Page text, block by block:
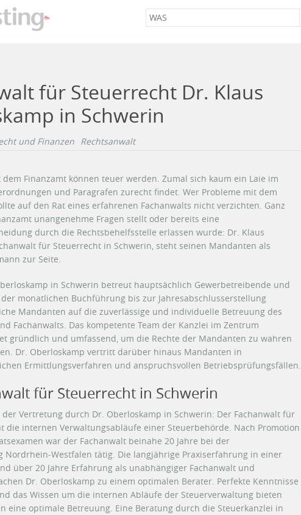
für Steuerrecht Dr. Klaus
in Schwerin
und Finanzen Rechtsanwalt
Finanzamt können teuer werden. Zumal sich kaum ein Laie im
und Paragrafen zurecht findet. Wer Probleme mit dem
auf den Rat eines erfahrenen Fachanwalts nicht verzichten. Ganz
unangenehme Fragen stellt oder bereits eine
durch die Rechtsbehelfsstelle erlassen wurde: Dr. Klaus
für Steuerrecht in Schwerin, steht seinen Mandanten als
zur Seite.
in Schwerin betreut hauptsächlich Gewerbetreibende und
monatlichen Buchführung bis zur Jahresabschlusserstellung
Mandanten auf die zuverlässige und individuelle Betreuung des
Fachanwalts. Das kompetente Team der Kanzlei im Zentrum
gründlich und umfassend, um die Rechte der Mandanten zu wahren
Dr. Oberloskamp vertritt darüber hinaus Mandanten in
Ermittlungsverfahren und anspruchsvollen Betriebsprüfungsfällen.
für Steuerrecht in Schwerin
der Vertretung durch Dr. Oberloskamp in Schwerin: Der Fachanwalt für
die internen Verwaltungsabläufe einer Steuerbehörde. Nach Promotion
war der Fachanwalt beinahe 20 Jahre bei der
Nordrhein-Westfalen tätig. Die langjährige Praxiserfahrung in einer
über 20 Jahre Erfahrung als unabhängiger Fachanwalt und
Dr. Oberloskamp zu einem optimalen Berater. Perfekte Kenntnisse
das Wissen um die internen Abläufe der Steuerverwaltung bieten
eine optimale Betreuung. Eine Beratung durch die Steuerkanzlei in